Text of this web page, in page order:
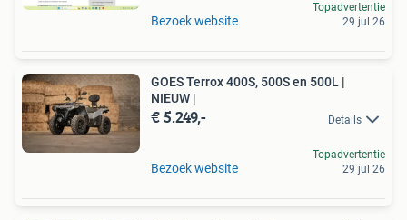
Bezoek website
Topadvertentie
29 jul 26
GOES Terrox 400S, 500S en 500L |
NIEUW |
€ 5.249,- Details
Bezoek website
Topadvertentie
29 jul 26